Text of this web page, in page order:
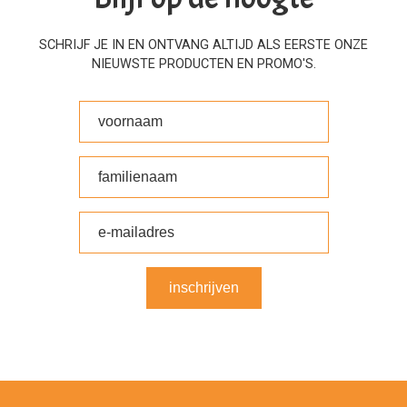
SCHRIJF JE IN EN ONTVANG ALTIJD ALS EERSTE ONZE
NIEUWSTE PRODUCTEN EN PROMO'S.
inschrijven